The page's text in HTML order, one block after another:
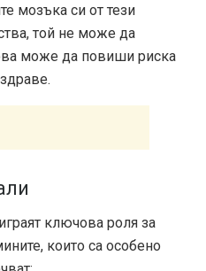
мозъка си от тези
той не може да
може да повиши риска
ключова роля за
които са особено